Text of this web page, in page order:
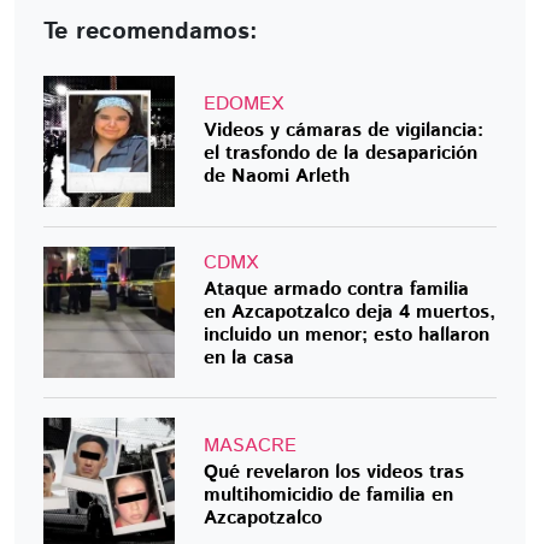
Te recomendamos:
EDOMEX
Videos y cámaras de vigilancia:
el trasfondo de la desaparición
de Naomi Arleth
CDMX
Ataque armado contra familia
en Azcapotzalco deja 4 muertos,
incluido un menor; esto hallaron
en la casa
MASACRE
Qué revelaron los videos tras
multihomicidio de familia en
Azcapotzalco